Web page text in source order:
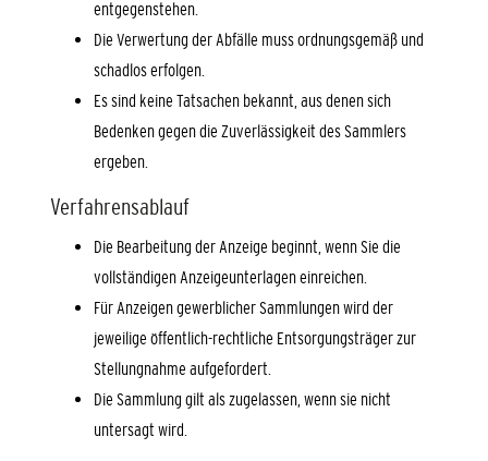
entgegenstehen.
Die Verwertung der Abfälle muss ordnungsgemäß und
schadlos erfolgen.
Es sind keine Tatsachen bekannt, aus denen sich
Bedenken gegen die Zuverlässigkeit des Sammlers
ergeben.
Verfahrensablauf
Die Bearbeitung der Anzeige beginnt, wenn Sie die
vollständigen Anzeigeunterlagen einreichen.
Für Anzeigen gewerblicher Sammlungen wird der
jeweilige öffentlich-rechtliche Entsorgungsträger zur
Stellungnahme aufgefordert.
Die Sammlung gilt als zugelassen, wenn sie nicht
untersagt wird.